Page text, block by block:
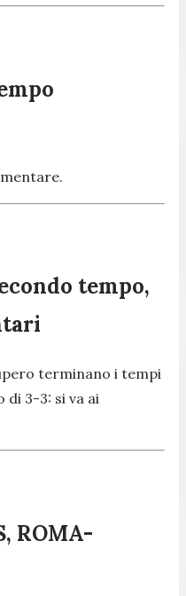
tempo,
terminano i tempi
3-3: si va ai
ROMA-